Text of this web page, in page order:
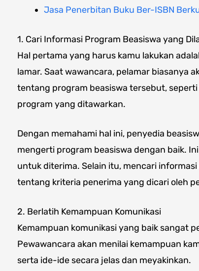
Jasa Penerbitan Buku Ber-ISBN
1. Cari Informasi Program Beasiswa yang
Hal pertama yang harus kamu lakukan
lamar. Saat wawancara, pelamar biasanya
tentang program beasiswa tersebut,
program yang ditawarkan.
Dengan memahami hal ini, penyedia
mengerti program beasiswa dengan baik.
untuk diterima. Selain itu, mencari
tentang kriteria penerima yang dicari oleh
2. Berlatih Kemampuan Komunikasi
Kemampuan komunikasi yang baik sangat
Pewawancara akan menilai kemampuan
serta ide-ide secara jelas dan meyakinkan.